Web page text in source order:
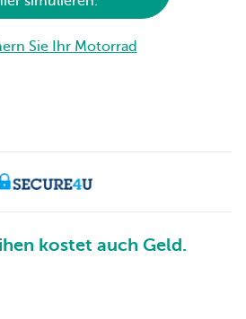
Sie Ihr Motorrad
kostet auch Geld.